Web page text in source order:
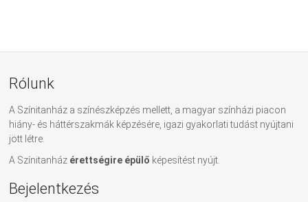
Rólunk
A Színitanház a színészképzés mellett, a magyar színházi piacon
hiány- és háttérszakmák képzésére, igazi gyakorlati tudást nyújtani
jött létre.
A Színitanház érettségire épülő képesítést nyújt.
Bejelentkezés